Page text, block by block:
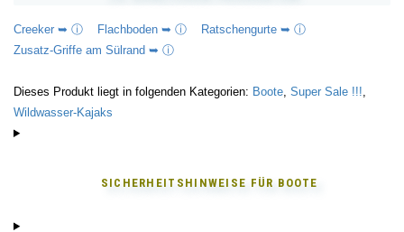
Creeker ➥ ⓘ Flachboden ➥ ⓘ
Ratschengurte ➥ ⓘ
Zusatz-Griffe am Sülrand ➥ ⓘ
Dieses Produkt liegt in folgenden Kategorien: Boote, Super Sale !!!,
Wildwasser-Kajaks
SICHERHEITSHINWEISE FÜR BOOTE